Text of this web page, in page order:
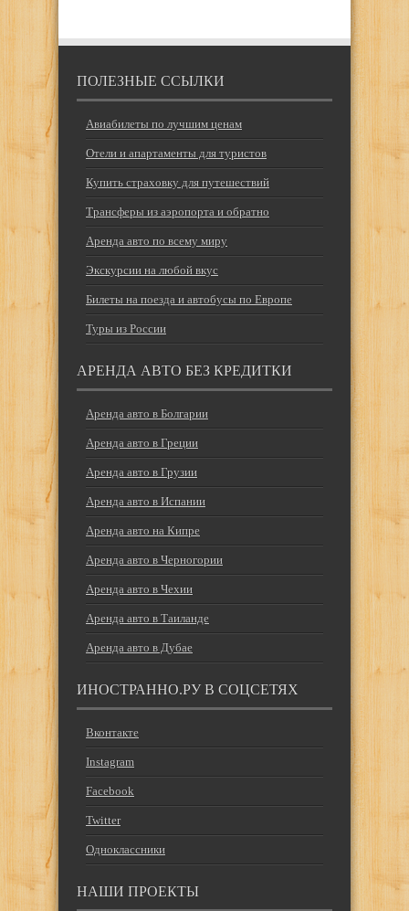
ПОЛЕЗНЫЕ ССЫЛКИ
Авиабилеты по лучшим ценам
Отели и апартаменты для туристов
Купить страховку для путешествий
Трансферы из аэропорта и обратно
Аренда авто по всему миру
Экскурсии на любой вкус
Билеты на поезда и автобусы по Европе
Туры из России
АРЕНДА АВТО БЕЗ КРЕДИТКИ
Аренда авто в Болгарии
Аренда авто в Греции
Аренда авто в Грузии
Аренда авто в Испании
Аренда авто на Кипре
Аренда авто в Черногории
Аренда авто в Чехии
Аренда авто в Таиланде
Аренда авто в Дубае
ИНОСТРАННО.РУ В СОЦСЕТЯХ
Вконтакте
Instagram
Facebook
Twitter
Одноклассники
НАШИ ПРОЕКТЫ